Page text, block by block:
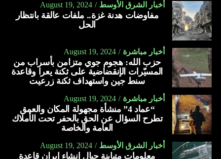
أخبار الشرق الأوسط August 19, 2024
مفاوضات هدنة غزة.. ملفات عالقة بانتظار
الحل
أخبار مباشرة August 19, 2024
حزب الله: هجوم جوي متزامن بأسراب من
المسيّرات الإنقضاضية على ثكنة يعرا وقاعدة
سنط جين واستهداف ثكنة زرعيت
أخبار مباشرة August 19, 2024
“عماد 4” منشأة مجهولة المكان والعمق
تطرح السؤال عن الحق بالحفر تحت الأملاك
العامة والخاصة
أخبار الشرق الأوسط August 19, 2024
معلومات متباينة حيال إنشاء إيران قاعدة